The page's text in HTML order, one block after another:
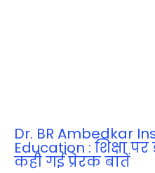
Dr. BR Ambedkar
Education : शिक्षा
कही गई प्रेरक बातें